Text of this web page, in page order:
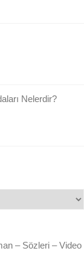
Nelerdir?
– Sözleri – Video